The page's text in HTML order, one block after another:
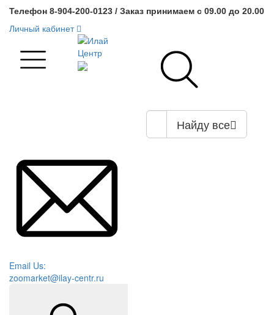
Телефон 8-904-200-0123 / Заказ принимаем с 09.00 до 20.00
Личный кабинет
Найду все
Email Us:
zoomarket@ilay-centr.ru